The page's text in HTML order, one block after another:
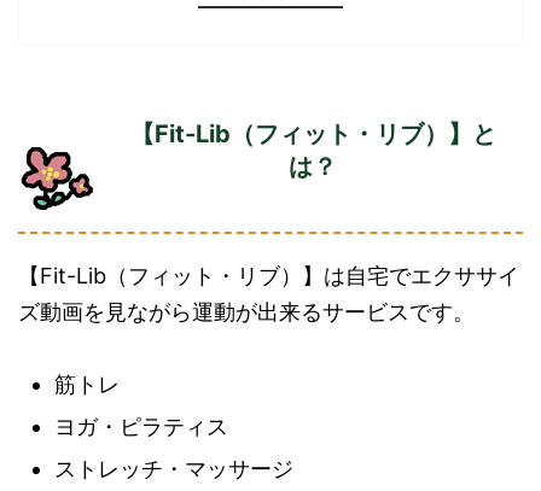
【Fit-Lib（フィット・リブ）】と
は？
【Fit-Lib（フィット・リブ）】は自宅でエクササイ
ズ動画を見ながら運動が出来るサービスです。
筋トレ
ヨガ・ピラティス
ストレッチ・マッサージ